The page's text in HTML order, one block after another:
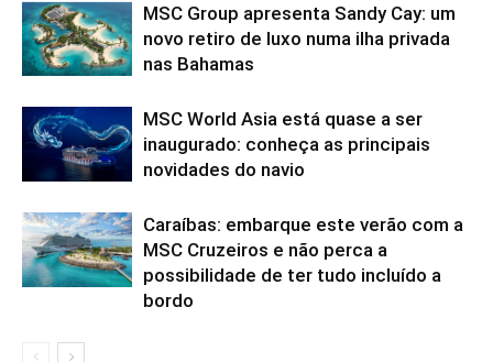
MSC Group apresenta Sandy Cay: um
novo retiro de luxo numa ilha privada
nas Bahamas
MSC World Asia está quase a ser
inaugurado: conheça as principais
novidades do navio
Caraíbas: embarque este verão com a
MSC Cruzeiros e não perca a
possibilidade de ter tudo incluído a
bordo